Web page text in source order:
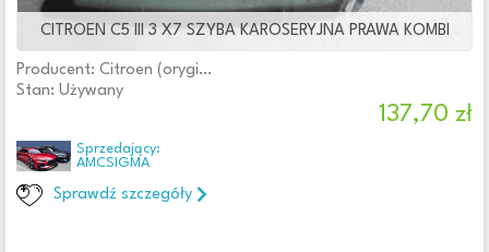
CITROEN C5 III 3 X7 SZYBA KAROSERYJNA PRAWA KOMBI
Producent: Citroen (oryginalne OE)
Stan: Używany
137,70 zł
Sprzedający:
AMCSIGMA
Sprawdź szczegóły